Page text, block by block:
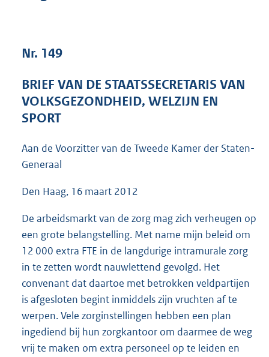
:
7
Nr. 149
BRIEF VAN DE STAATSSECRETARIS VAN
VOLKSGEZONDHEID, WELZIJN EN
SPORT
Aan de Voorzitter van de Tweede Kamer der Staten-
Generaal
Den Haag, 16 maart 2012
De arbeidsmarkt van de zorg mag zich verheugen op
een grote belangstelling. Met name mijn beleid om
12 000 extra FTE in de langdurige intramurale zorg
in te zetten wordt nauwlettend gevolgd. Het
convenant dat daartoe met betrokken veldpartijen
is afgesloten begint inmiddels zijn vruchten af te
werpen. Vele zorginstellingen hebben een plan
ingediend bij hun zorgkantoor om daarmee de weg
vrij te maken om extra personeel op te leiden en